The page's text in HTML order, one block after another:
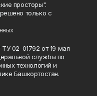
просторы".
только с
02-01792 от 19 мая
службы по
технологий и
Башкортостан.